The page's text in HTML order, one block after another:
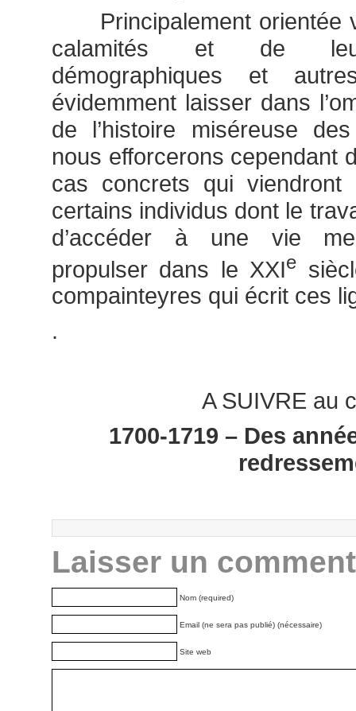
Principalement orientée
calamités et de
démographiques et
évidemment laisser dans
de l’histoire miséreuse
nous efforcerons cependant
cas concrets qui
certains individus dont le
d’accéder à une vie
propulser dans le XXIe
compainteyres qui écrit ces
.
A SUIVRE au
1700-1719 – Des
Laisser un
Nom (required)
Email (ne sera pas publié) (nécessaire)
Site web